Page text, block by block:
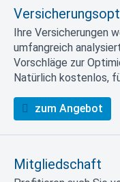
Ihre Versicherungen
umfangreich
Vorschläge zur
Natürlich kostenlos,
zum Angebot
Mitgliedschaft